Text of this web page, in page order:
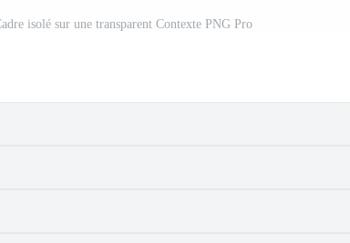
isolé sur une transparent Contexte PNG Pro